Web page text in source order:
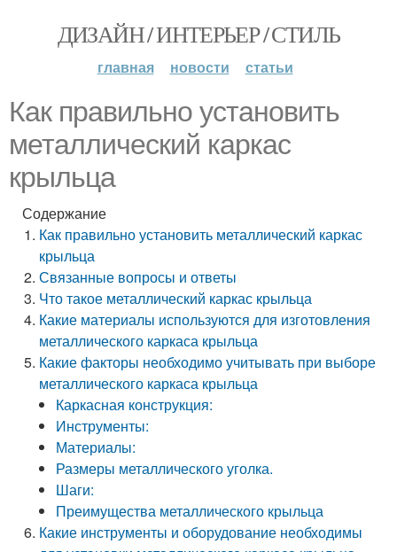
ДИЗАЙН / ИНТЕРЬЕР / СТИЛЬ
главная новости статьи
Как правильно установить
металлический каркас
крыльца
Содержание
Как правильно установить металлический каркас
крыльца
Связанные вопросы и ответы
Что такое металлический каркас крыльца
Какие материалы используются для изготовления
металлического каркаса крыльца
Какие факторы необходимо учитывать при выборе
металлического каркаса крыльца
Каркасная конструкция:
Инструменты:
Материалы:
Размеры металлического уголка.
Шаги:
Преимущества металлического крыльца
Какие инструменты и оборудование необходимы